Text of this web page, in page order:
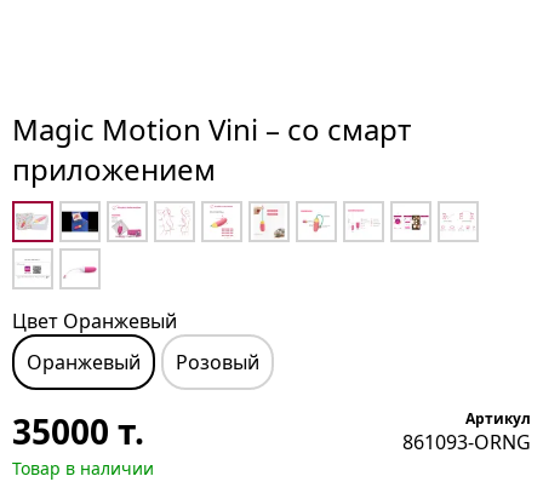
Magic Motion Vini – со смарт
приложением
Цвет Оранжевый
Оранжевый
Розовый
35000 т.
Товар в наличии
Артикул
861093-ORNG